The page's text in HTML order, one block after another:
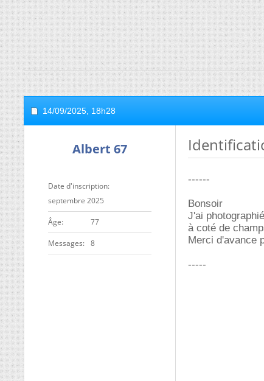
14/09/2025, 18h28
Albert 67
Date d'inscription
septembre 2025
ge 77
Messages 8
------
Bonsoir
J'ai
à coté de
Merci d'avance
-----